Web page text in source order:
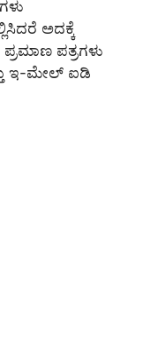
ಅದಕ್ಕೆ
ಪತ್ರಗಳು
ಇ-ಮೇಲ್ ಐಡಿ